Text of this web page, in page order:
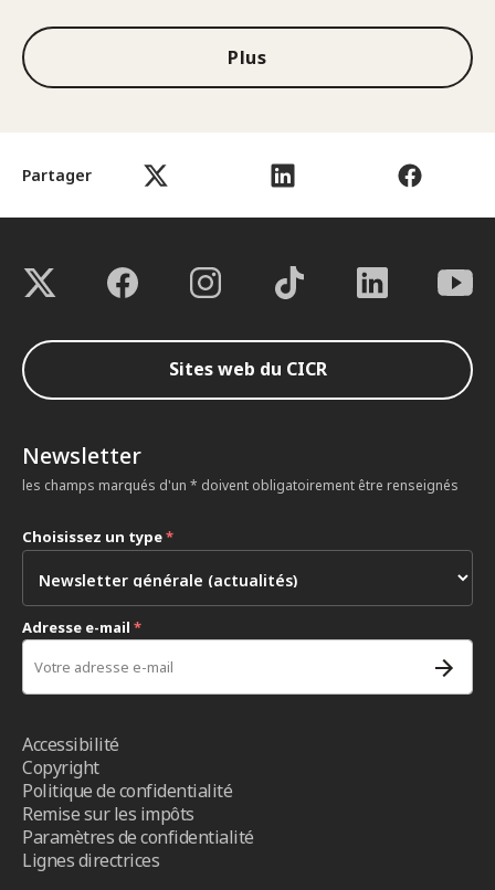
Partager
Plus
Sites web du CICR
Newsletter
les champs marqués d'un * doivent obligatoirement être renseignés
Choisissez un type*
Adresse e-mail *
Accessibilité
Copyright
Politique de confidentialité
Remise sur les impôts
Paramètres de confidentialité
Lignes directrices